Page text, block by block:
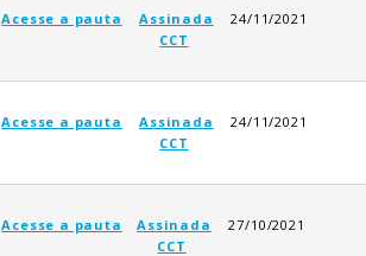
Acesse a pauta
Assinada
CCT
24/11/2021
Acesse a pauta
Assinada
CCT
24/11/2021
Acesse a pauta
Assinada
CCT
27/10/2021